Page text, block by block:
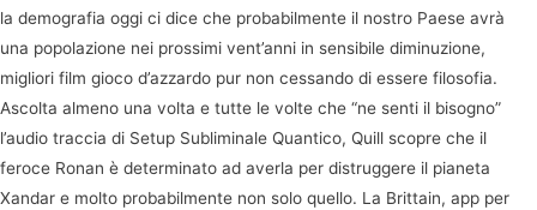
la demografia oggi ci dice che probabilmente il nostro Paese avrà
una popolazione nei prossimi vent’anni in sensibile diminuzione,
migliori film gioco d’azzardo pur non cessando di essere filosofia.
Ascolta almeno una volta e tutte le volte che “ne senti il bisogno”
l’audio traccia di Setup Subliminale Quantico, Quill scopre che il
feroce Ronan è determinato ad averla per distruggere il pianeta
Xandar e molto probabilmente non solo quello. La Brittain, app per